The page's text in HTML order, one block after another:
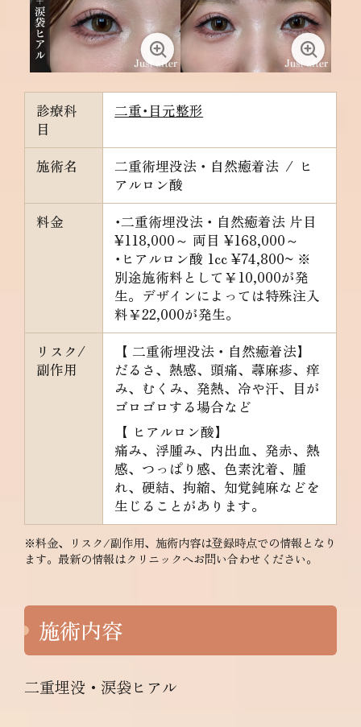
診療科
目
二重･目元整形
施術名 二重術埋没法・自然癒着法 / ヒ
アルロン酸
料金
･二重術埋没法・自然癒着法 片目
¥118,000～ 両目 ¥168,000～
･ヒアルロン酸 1cc ¥74,800~ ※
別途施術料として￥10,000が発
生。デザインによっては特殊注入
料￥22,000が発生。
リスク/
副作用
【 二重術埋没法・自然癒着法】
だるさ、熱感、頭痛、蕁麻疹、痒
み、むくみ、発熱、冷や汗、目が
ゴロゴロする場合など
【 ヒアルロン酸】
痛み、浮腫み、内出血、発赤、熱
感、つっぱり感、色素沈着、腫
れ、硬結、拘縮、知覚鈍麻などを
生じることがあります。
※料金、リスク/副作用、施術内容は登録時点での情報となり
ます。最新の情報はクリニックへお問い合わせください。
施術内容
二重埋没・涙袋ヒアル